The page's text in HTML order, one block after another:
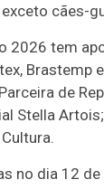
cães-
2026 tem
Brastemp
de
Stella
no dia 12 de